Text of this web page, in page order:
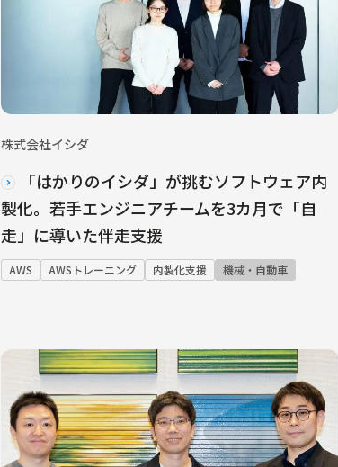
株式会社イシダ
「はかりのイシダ」が挑むソフトウェア内
製化。若手エンジニアチームを3カ月で「自
走」に導いた伴走支援
AWS AWSトレーニング 内製化支援 機械・自動車